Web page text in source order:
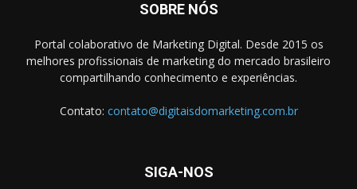
SOBRE NÓS
Portal colaborativo de Marketing Digital. Desde 2015 os
melhores profissionais de marketing do mercado brasileiro
compartilhando conhecimento e experiências.
Contato: contato@digitaisdomarketing.com.br
SIGA-NOS